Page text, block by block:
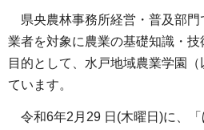
県央農林事務所経営・普及部門
業者を対象に農業の基礎知識・
目的として、水戸地域農業学園
ています。
令和6年2月29 日(木曜日)に、